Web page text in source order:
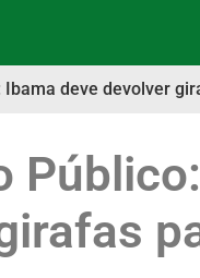
deve devolver